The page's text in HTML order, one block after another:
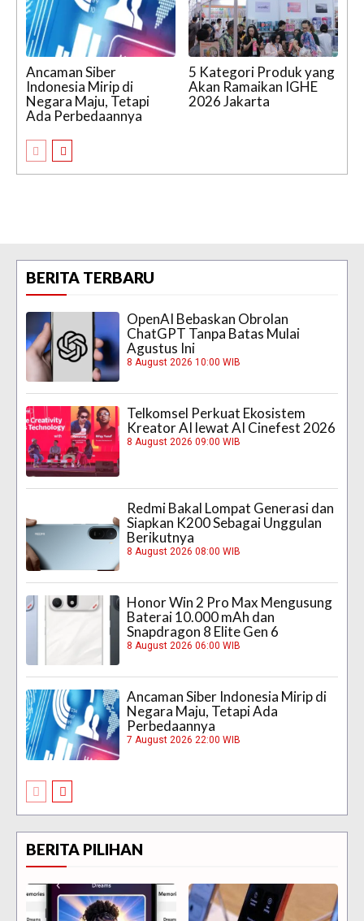
Ancaman Siber
Indonesia Mirip di
Negara Maju, Tetapi
Ada Perbedaannya
5 Kategori Produk yang
Akan Ramaikan IGHE
2026 Jakarta
BERITA TERBARU
OpenAI Bebaskan Obrolan
ChatGPT Tanpa Batas Mulai
Agustus Ini
8 August 2026 10:00 WIB
Telkomsel Perkuat Ekosistem
Kreator AI lewat AI Cinefest 2026
8 August 2026 09:00 WIB
Redmi Bakal Lompat Generasi dan
Siapkan K200 Sebagai Unggulan
Berikutnya
8 August 2026 08:00 WIB
Honor Win 2 Pro Max Mengusung
Baterai 10.000 mAh dan
Snapdragon 8 Elite Gen 6
8 August 2026 06:00 WIB
Ancaman Siber Indonesia Mirip di
Negara Maju, Tetapi Ada
Perbedaannya
7 August 2026 22:00 WIB
BERITA PILIHAN